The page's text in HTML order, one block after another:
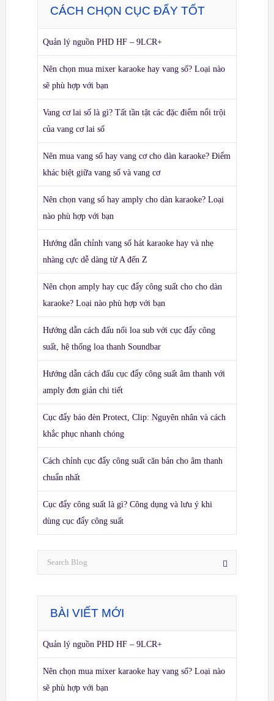
CÁCH CHỌN CỤC ĐẨY TỐT
Quản lý nguồn PHD HF – 9LCR+
Nên chọn mua mixer karaoke hay vang số? Loại nào
sẽ phù hợp với bạn
Vang cơ lai số là gì? Tất tần tật các đặc điểm nổi trội
của vang cơ lai số
Nên mua vang số hay vang cơ cho dàn karaoke? Điểm
khác biệt giữa vang số và vang cơ
Nên chọn vang số hay amply cho dàn karaoke? Loại
nào phù hợp với bạn
Hướng dẫn chỉnh vang số hát karaoke hay và nhẹ
nhàng cực dễ dàng từ A đến Z
Nên chọn amply hay cục đẩy công suất cho cho dàn
karaoke? Loại nào phù hợp với bạn
Hướng dẫn cách đấu nối loa sub với cục đẩy công
suất, hệ thống loa thanh Soundbar
Hướng dẫn cách đấu cục đẩy công suất âm thanh với
amply đơn giản chi tiết
Cục đẩy báo đèn Protect, Clip: Nguyên nhân và cách
khắc phục nhanh chóng
Cách chỉnh cục đẩy công suất căn bản cho âm thanh
chuẩn nhất
Cục đẩy công suất là gì? Công dụng và lưu ý khi
dùng cục đẩy công suất
BÀI VIẾT MỚI
Quản lý nguồn PHD HF – 9LCR+
Nên chọn mua mixer karaoke hay vang số? Loại nào
sẽ phù hợp với bạn